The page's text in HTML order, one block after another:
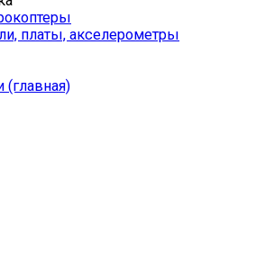
платы, акселерометры
(главная)